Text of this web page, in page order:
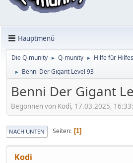
Hauptmenü
Die Q-munity ► Q-munity ► Hilfe für
► Benni Der Gigant Level 93
Benni Der Gigant
Begonnen von Kodi, 17.03.2025,
NACH UNTEN Seiten 1
Kodi